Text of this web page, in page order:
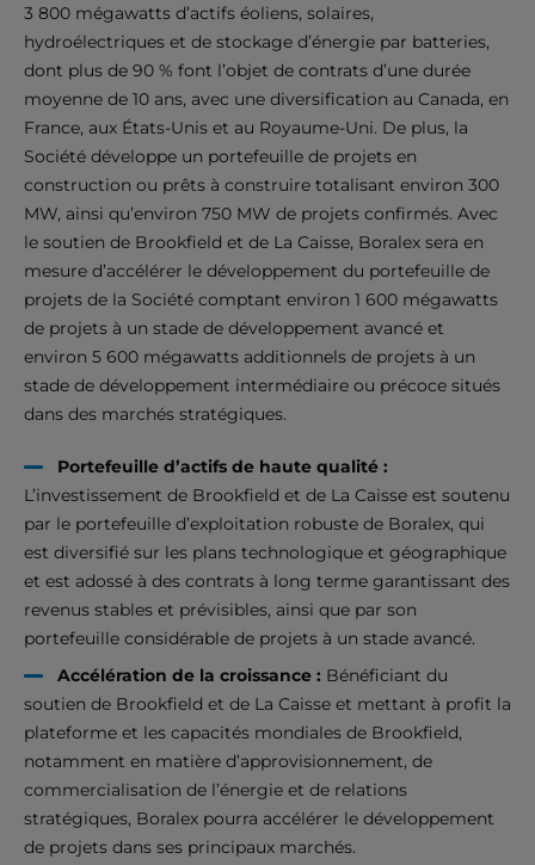
3 800 mégawatts d’actifs éoliens, solaires,
hydroélectriques et de stockage d’énergie par batteries,
dont plus de 90 % font l’objet de contrats d’une durée
moyenne de 10 ans, avec une diversification au Canada, en
France, aux États-Unis et au Royaume-Uni. De plus, la
Société développe un portefeuille de projets en
construction ou prêts à construire totalisant environ 300
MW, ainsi qu’environ 750 MW de projets confirmés. Avec
le soutien de Brookfield et de La Caisse, Boralex sera en
mesure d’accélérer le développement du portefeuille de
projets de la Société comptant environ 1 600 mégawatts
de projets à un stade de développement avancé et
environ 5 600 mégawatts additionnels de projets à un
stade de développement intermédiaire ou précoce situés
dans des marchés stratégiques.
Portefeuille d’actifs de haute qualité :
L’investissement de Brookfield et de La Caisse est soutenu
par le portefeuille d’exploitation robuste de Boralex, qui
est diversifié sur les plans technologique et géographique
et est adossé à des contrats à long terme garantissant des
revenus stables et prévisibles, ainsi que par son
portefeuille considérable de projets à un stade avancé.
Accélération de la croissance : Bénéficiant du
soutien de Brookfield et de La Caisse et mettant à profit la
plateforme et les capacités mondiales de Brookfield,
notamment en matière d’approvisionnement, de
commercialisation de l’énergie et de relations
stratégiques, Boralex pourra accélérer le développement
de projets dans ses principaux marchés.